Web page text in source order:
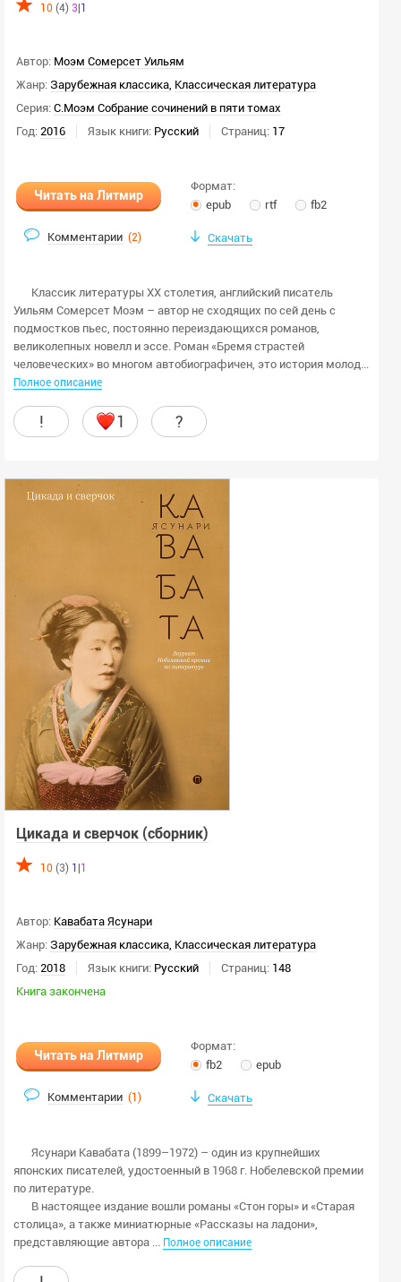
10 (4)3 1
Автор: Моэм Сомерсет Уильям
Жанр: Зарубежная классика, Классическая литература
Серия: С.Моэм Собрание сочинений в пяти томах
Год: 2016 Язык книги: Русский Страниц: 17
Читать на Литмир
Комментарии (2)
Формат:
epub
rtf fb2
Скачать
Классик литературы XX столетия, английский писатель
Уильям Сомерсет Моэм – автор не сходящих по сей день с
подмостков пьес, постоянно переиздающихся романов,
великолепных новелл и эссе. Роман «Бремя страстей
человеческих» во многом автобиографичен, это история молод...
Полное описание
! 1 ?
Цикада и сверчок (сборник)
10 (3) 1 1
Автор: Кавабата Ясунари
Жанр: Зарубежная классика Классическая литература
Год: 2018 Язык книги: Русский Страниц: 148
Книга закончена
Читать на Литмир
Комментарии (1)
Формат:
fb2
epub
Скачать
Ясунари Кавабата (1899–1972) – один из крупнейших
японских писателей, удостоенный в 1968 г. Нобелевской премии
по литературе.
В настоящее издание вошли романы «Стон горы» и «Старая
столица», а также миниатюрные «Рассказы на ладони»,
представляющие автора ...
Полное описание